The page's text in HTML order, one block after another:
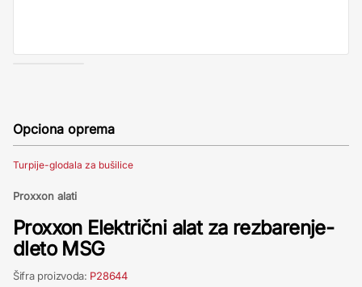
Opciona oprema
Turpije-glodala za bušilice
Proxxon alati
Proxxon Električni alat za rezbarenje-
dleto MSG
Šifra proizvoda: P28644